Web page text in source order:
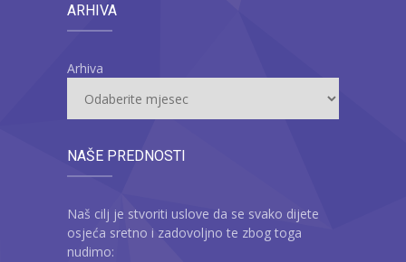
ARHIVA
Arhiva
NAŠE PREDNOSTI
Naš cilj je stvoriti uslove da se svako dijete
osjeća sretno i zadovoljno te zbog toga
nudimo: